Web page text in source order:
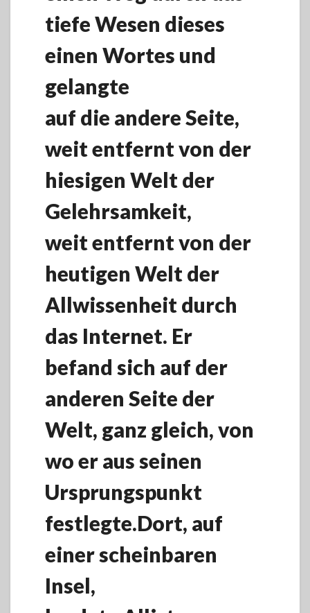
tiefe Wesen dieses
einen Wortes und
gelangte
auf die andere Seite,
weit entfernt von der
hiesigen Welt der
Gelehrsamkeit,
weit entfernt von der
heutigen Welt der
Allwissenheit durch
das Internet. Er
befand sich auf der
anderen Seite der
Welt, ganz gleich, von
wo er aus seinen
Ursprungspunkt
festlegte.Dort, auf
einer scheinbaren
Insel,